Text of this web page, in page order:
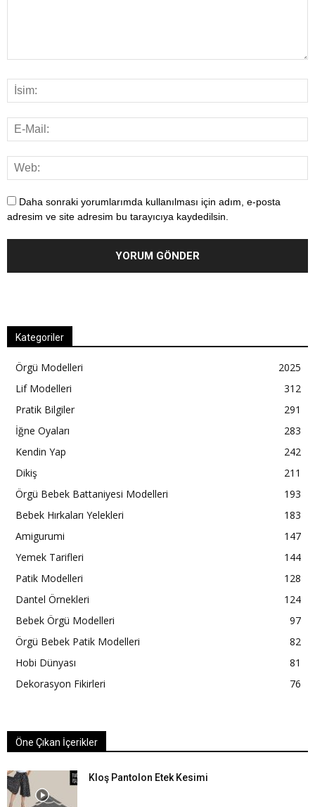
Daha sonraki yorumlarımda kullanılması için adım, e-posta
adresim ve site adresim bu tarayıcıya kaydedilsin.
Kategoriler
Örgü Modelleri
2025
Lif Modelleri
312
Pratik Bilgiler
291
İğne Oyaları
283
Kendin Yap
242
Dikiş
211
Örgü Bebek Battaniyesi Modelleri
193
Bebek Hırkaları Yelekleri
183
Amigurumi
147
Yemek Tarifleri
144
Patik Modelleri
128
Dantel Örnekleri
124
Bebek Örgü Modelleri
97
Örgü Bebek Patik Modelleri
82
Hobi Dünyası
81
Dekorasyon Fikirleri
76
Öne Çıkan İçerikler
Kloş Pantolon Etek Kesimi